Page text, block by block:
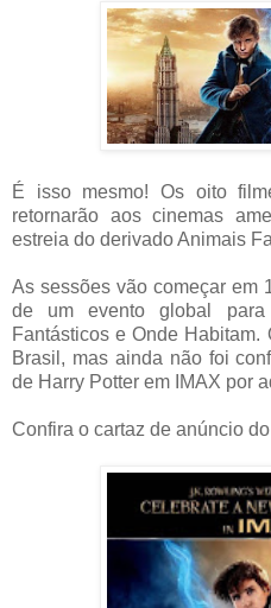
É isso mesmo! Os oito
retornarão aos cinemas
estreia do derivado Animais
As sessões vão começar em
de um evento global
Fantásticos e Onde
Brasil, mas ainda não foi
de Harry Potter em IMAX por
Confira o cartaz de anúncio